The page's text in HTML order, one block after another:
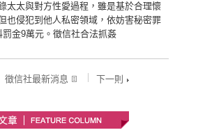
太太與對方性愛過程，雖是基於合理懷
也侵犯到他人私密領域，依妨害秘密罪
金9萬元。徵信社合法抓姦
徵信社最新消息 下一則